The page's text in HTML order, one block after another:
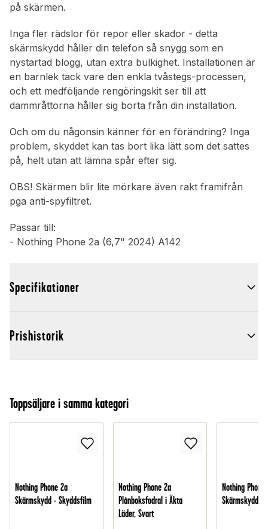
på skärmen.
Inga fler rädslor för repor eller skador - detta
skärmskydd håller din telefon så snygg som en
nystartad blogg, utan extra bulkighet. Installationen är
en barnlek tack vare den enkla tvåstegs-processen,
och ett medföljande rengöringskit ser till att
dammråttorna håller sig borta från din installation.
Och om du någonsin känner för en förändring? Inga
problem, skyddet kan tas bort lika lätt som det sattes
på, helt utan att lämna spår efter sig.
OBS! Skärmen blir lite mörkare även rakt framifrån
pga anti-spyfiltret.
Passar till:
- Nothing Phone 2a (6,7" 2024) A142
Specifikationer
Prishistorik
Toppsäljare i samma kategori
Nothing Phone 2a
Skärmskydd - Skyddsfilm
Nothing Phone 2a
Plånboksfodral i Äkta
Läder, Svart
Nothing Phone
Skärmskydd i